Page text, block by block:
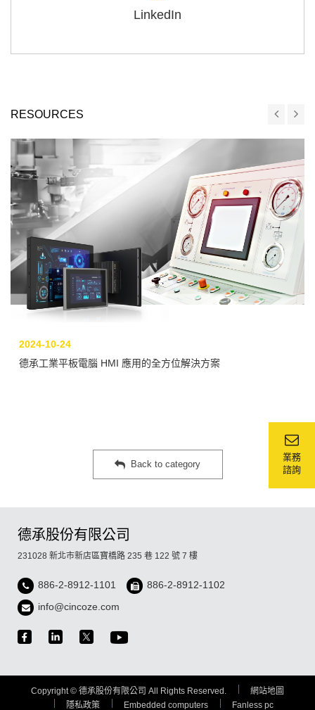
業務
諮詢
LinkedIn
RESOURCES
2024-10-24
德承工業平板電腦 HMI 應用的全方位解決方案
Back to category
德承股份有限公司
231028 新北市新店區寶橋路 235 巷 122 號 7 樓
886-2-8912-1101
886-2-8912-1102
info@cincoze.com
Copyright © 德承股份有限公司 All Rights Reserved.
網站地圖
隱私政策
Embedded computers Fanless pc